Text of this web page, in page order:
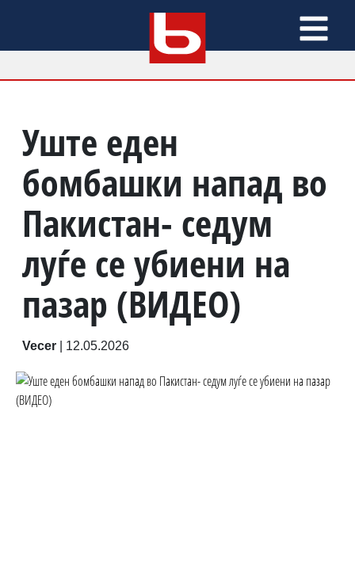
Уште еден
бомбашки напад во
Пакистан- седум
луѓе се убиени на
пазар (ВИДЕО)
Vecer 12.05.2026